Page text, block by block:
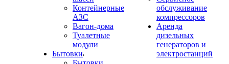
Контейнерные
АЗС
Вагон-дома
Туалетные
модули
Бытовки
обслуживание
компрессоров
Аренда
дизельных
генераторов и
электростанций